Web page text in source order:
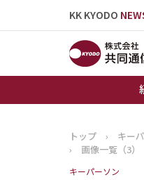
KK KYODO
トップ › キー
›
画像一覧（3）
キーパーソン